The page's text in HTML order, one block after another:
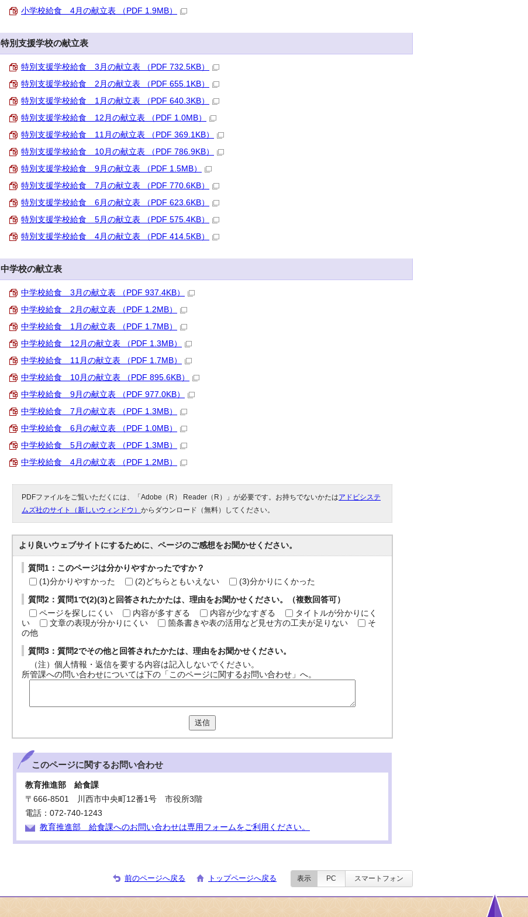
小学校給食 4月の献立表 （PDF 1.9MB）
特別支援学校の献立表
特別支援学校給食 3月の献立表 （PDF 732.5KB）
特別支援学校給食 2月の献立表 （PDF 655.1KB）
特別支援学校給食 1月の献立表 （PDF 640.3KB）
特別支援学校給食 12月の献立表 （PDF 1.0MB）
特別支援学校給食 11月の献立表 （PDF 369.1KB）
特別支援学校給食 10月の献立表 （PDF 786.9KB）
特別支援学校給食 9月の献立表 （PDF 1.5MB）
特別支援学校給食 7月の献立表 （PDF 770.6KB）
特別支援学校給食 6月の献立表 （PDF 623.6KB）
特別支援学校給食 5月の献立表 （PDF 575.4KB）
特別支援学校給食 4月の献立表 （PDF 414.5KB）
中学校の献立表
中学校給食 3月の献立表 （PDF 937.4KB）
中学校給食 2月の献立表 （PDF 1.2MB）
中学校給食 1月の献立表 （PDF 1.7MB）
中学校給食 12月の献立表 （PDF 1.3MB）
中学校給食 11月の献立表 （PDF 1.7MB）
中学校給食 10月の献立表 （PDF 895.6KB）
中学校給食 9月の献立表 （PDF 977.0KB）
中学校給食 7月の献立表 （PDF 1.3MB）
中学校給食 6月の献立表 （PDF 1.0MB）
中学校給食 5月の献立表 （PDF 1.3MB）
中学校給食 4月の献立表 （PDF 1.2MB）
PDFファイルをご覧いただくには、「Adobe（R） Reader（R）」が必要です。お持ちでないかたはアドビシステ
ムズ社のサイト（新しいウィンドウ） からダウンロード（無料）してください。
より良いウェブサイトにするために、ページのご感想をお聞かせください。
質問1：このページは分かりやすかったですか？
(1)分かりやすかった
(2)どちらともいえない (3)分かりにくかった
質問2：質問1で(2)(3)と回答されたかたは、理由をお聞かせください。（複数回答可）
ページを探しにくい
内容が多すぎる 内容が少なすぎる
タイトルが分かりにく
い
文章の表現が分かりにくい 箇条書きや表の活用など見せ方の工夫が足りない
そ
の他
質問3：質問2でその他と回答されたかたは、理由をお聞かせください。
（注）個人情報・返信を要する内容は記入しないでください。
所管課への問い合わせについては下の「このページに関するお問い合わせ」へ。
送信
このページに関するお問い合わせ
教育推進部 給食課
〒666-8501 川西市中央町12番1号 市役所3階
電話：072-740-1243
教育推進部 給食課へのお問い合わせは専用フォームをご利用ください。
前のページへ戻る トップページへ戻る 表示 PC スマートフォン